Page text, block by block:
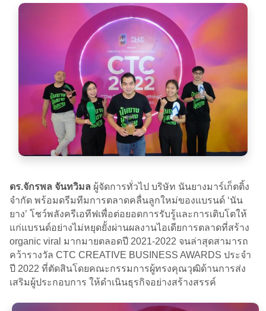
ดร.จักรพล จันทวิมล ผู้จัดการทั่วไป บริษัท นันยางมาร์เก็ตติ้ง
จำกัด พร้อมดรีมทีมการตลาดคลื่นลูกใหม่ของแบรนด์ ‘นัน
ยาง’ โชว์พลังครีเอทีฟเพื่อต่อยอดการรับรู้และการเติบโตให้
แก่แบรนด์อย่างไม่หยุดยั้งผ่านผลงานไอเดียการตลาดที่สร้าง
organic viral มากมายตลอดปี 2021-2022 จนล่าสุดสามารถ
คว้ารางวัล CTC CREATIVE BUSINESS AWARDS ประจำ
ปี 2022 ที่ตัดสินโดยคณะกรรมการผู้ทรงคุณวุฒิด้านการส่ง
เสริมผู้ประกอบการ ให้ดำเนินธุรกิจอย่างสร้างสรรค์